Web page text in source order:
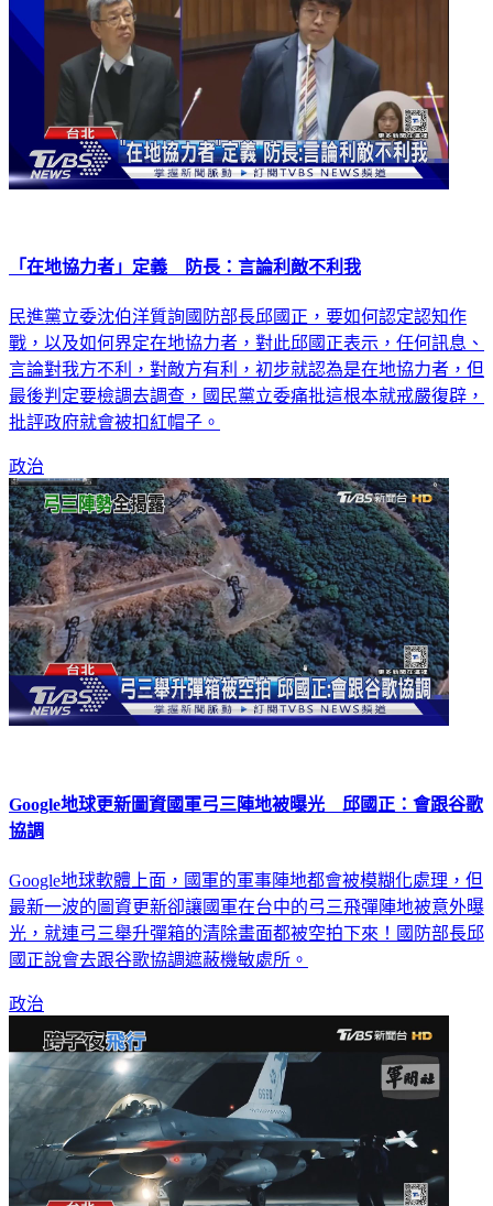
「在地協力者」定義 防長：言論利敵不利我
民進黨立委沈伯洋質詢國防部長邱國正，要如何認定認知作
戰，以及如何界定在地協力者，對此邱國正表示，任何訊息、
言論對我方不利，對敵方有利，初步就認為是在地協力者，但
最後判定要檢調去調查，國民黨立委痛批這根本就戒嚴復辟，
批評政府就會被扣紅帽子。
政治
Google地球更新圖資國軍弓三陣地被曝光 邱國正：會跟谷歌
協調
Google地球軟體上面，國軍的軍事陣地都會被模糊化處理，但
最新一波的圖資更新卻讓國軍在台中的弓三飛彈陣地被意外曝
光，就連弓三舉升彈箱的清除畫面都被空拍下來！國防部長邱
國正說會去跟谷歌協調遮蔽機敏處所。
政治